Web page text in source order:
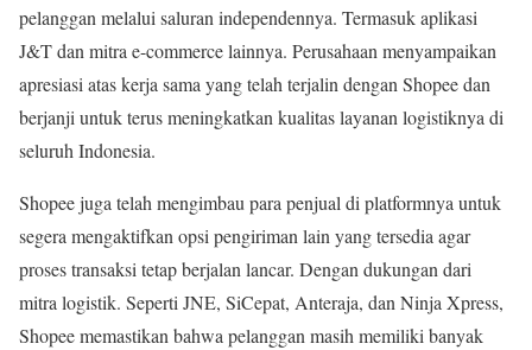
pelanggan melalui saluran independennya. Termasuk aplikasi
J&T dan mitra e-commerce lainnya. Perusahaan menyampaikan
apresiasi atas kerja sama yang telah terjalin dengan Shopee dan
berjanji untuk terus meningkatkan kualitas layanan logistiknya di
seluruh Indonesia.
Shopee juga telah mengimbau para penjual di platformnya untuk
segera mengaktifkan opsi pengiriman lain yang tersedia agar
proses transaksi tetap berjalan lancar. Dengan dukungan dari
mitra logistik. Seperti JNE, SiCepat, Anteraja, dan Ninja Xpress,
Shopee memastikan bahwa pelanggan masih memiliki banyak